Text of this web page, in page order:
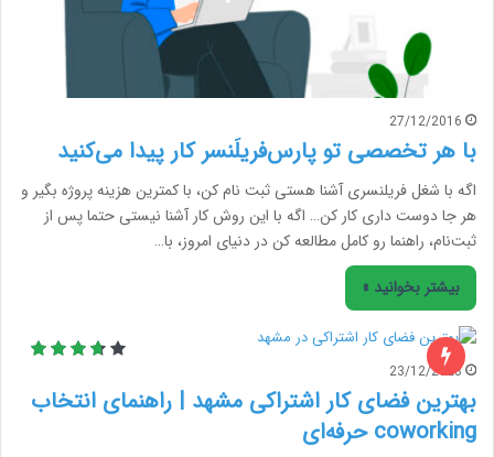
27/12/2016
با هر تخصصی تو پارس‌فریلَنسر کار پیدا می‌کنید
اگه با شغل فریلنسری آشنا هستی ثبت نام کن، با کمترین هزینه پروژه بگیر و
هر جا دوست داری کار کن… اگه با این روش کار آشنا نیستی حتما پس از
ثبت‌نام، راهنما رو کامل مطالعه کن در دنیای امروز، با…
بیشتر بخوانید »
23/12/2023
بهترین فضای کار اشتراکی مشهد | راهنمای انتخاب
coworking حرفه‌ای